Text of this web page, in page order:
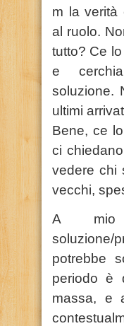
m la verità
al ruolo.
tutto? Ce
e
soluzione.
ultimi
Bene, ce
ci
vedere chi
vecchi,
A mio
potrebbe
periodo è
massa, e